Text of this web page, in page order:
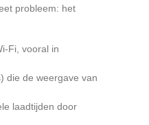
probleem: het
Fi, vooral in
die de weergave van
laadtijden door